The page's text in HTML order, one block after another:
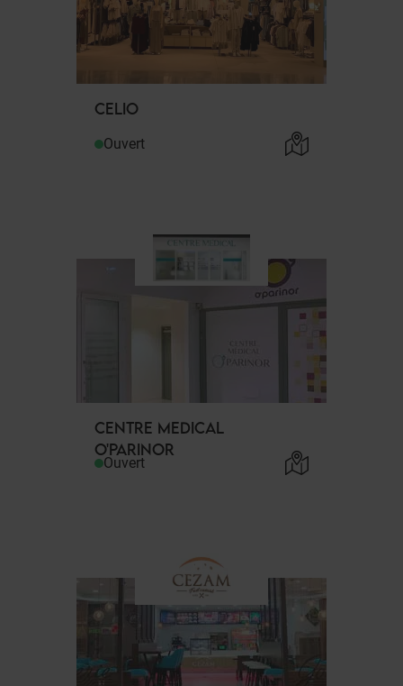
CELIO
Ouvert
CENTRE MEDICAL
O'PARINOR
Ouvert